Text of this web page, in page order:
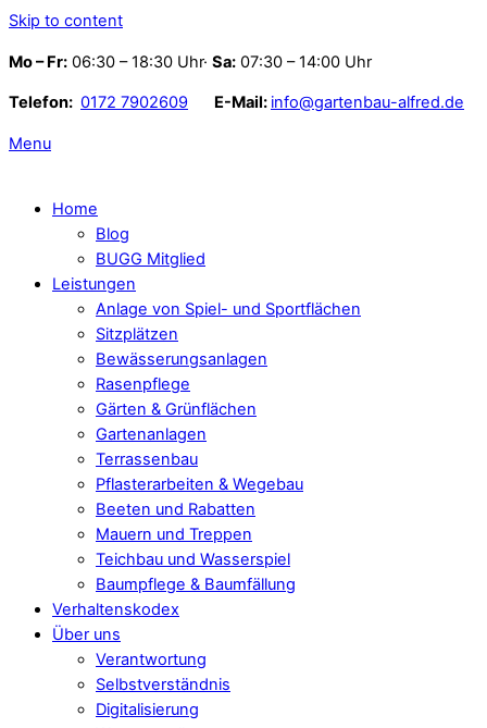
Skip to content
Mo – Fr: 06:30 – 18:30 Uhr· Sa: 07:30 – 14:00 Uhr
Telefon: 0172 7902609 E-Mail: info@gartenbau-alfred.de
Menu
Home
Blog
BUGG Mitglied
Leistungen
Anlage von Spiel- und Sportflächen
Sitzplätzen
Bewässerungsanlagen
Rasenpflege
Gärten & Grünflächen
Gartenanlagen
Terrassenbau
Pflasterarbeiten & Wegebau
Beeten und Rabatten
Mauern und Treppen
Teichbau und Wasserspiel
Baumpflege & Baumfällung
Verhaltenskodex
Über uns
Verantwortung
Selbstverständnis
Digitalisierung